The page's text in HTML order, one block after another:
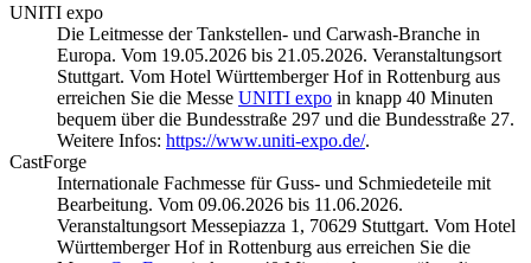
UNITI expo
Die Leitmesse der Tankstellen- und Carwash-Branche in
Europa. Vom 19.05.2026 bis 21.05.2026. Veranstaltungsort
Stuttgart. Vom Hotel Württemberger Hof in Rottenburg aus
erreichen Sie die Messe UNITI expo in knapp 40 Minuten
bequem über die Bundesstraße 297 und die Bundesstraße 27.
Weitere Infos: https://www.uniti-expo.de/.
CastForge
Internationale Fachmesse für Guss- und Schmiedeteile mit
Bearbeitung. Vom 09.06.2026 bis 11.06.2026.
Veranstaltungsort Messepiazza 1, 70629 Stuttgart. Vom Hotel
Württemberger Hof in Rottenburg aus erreichen Sie die